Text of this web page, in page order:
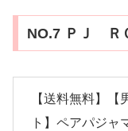
NO.7 ＰＪ Ｒ
【送料無料】【
ト】ペアパジャ